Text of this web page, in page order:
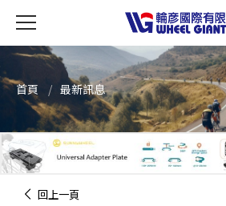
首頁 最新訊息
回上一頁